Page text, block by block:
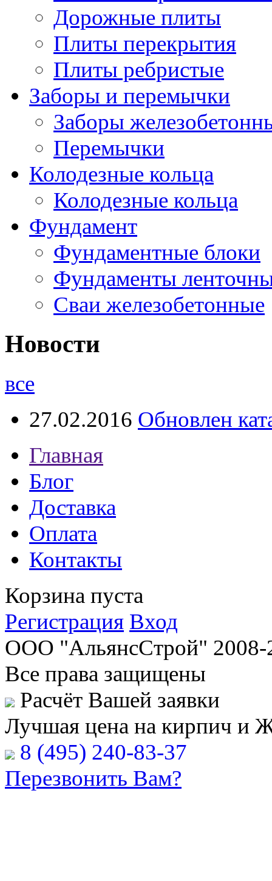
Дорожные плиты
Плиты перекрытия
Плиты ребристые
Заборы и перемычки
Заборы
Перемычки
Колодезные кольца
Колодезные кольца
Фундамент
Фундаментные блоки
Фундаменты
Сваи железобетонные
Новости
все
27.02.2016 Обновлен
Главная
Блог
Доставка
Оплата
Контакты
Корзина пуста
Регистрация Вход
ООО "АльянсСтрой" 2008-
Все права защищены
Расчёт Вашей заявки
Лучшая цена на кирпич и
8 (495) 240-83-37
Перезвонить Вам?